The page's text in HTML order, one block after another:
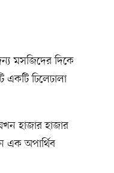
মসজিদের দিকে
একটি ঢিলেঢালা
হাজার হাজার
এক অপার্থিব